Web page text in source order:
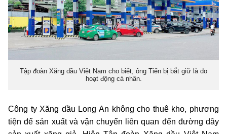
Tập đoàn Xăng dầu Việt Nam cho biết, ông Tiến bị bắt giữ là do
hoạt động cá nhân.
Công ty Xăng dầu Long An không cho thuê kho, phương
tiện để sản xuất và vận chuyển liên quan đến đường dây